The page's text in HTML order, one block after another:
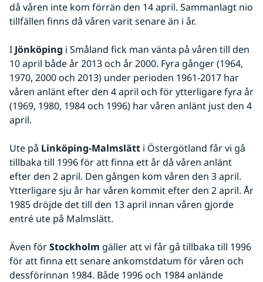
då våren inte kom förrän den 14 april. Sammanlagt nio
tillfällen finns då våren varit senare än i år.
I Jönköping i Småland fick man vänta på våren till den
10 april både år 2013 och år 2000. Fyra gånger (1964,
1970, 2000 och 2013) under perioden 1961-2017 har
våren anlänt efter den 4 april och för ytterligare fyra år
(1969, 1980, 1984 och 1996) har våren anlänt just den 4
april.
Ute på Linköping-Malmslätt i Östergötland får vi gå
tillbaka till 1996 för att finna ett år då våren anlänt
efter den 2 april. Den gången kom våren den 3 april.
Ytterligare sju år har våren kommit efter den 2 april. År
1985 dröjde det till den 13 april innan våren gjorde
entré ute på Malmslätt.
Även för Stockholm gäller att vi får gå tillbaka till 1996
för att finna ett senare ankomstdatum för våren och
dessförinnan 1984. Både 1996 och 1984 anlände